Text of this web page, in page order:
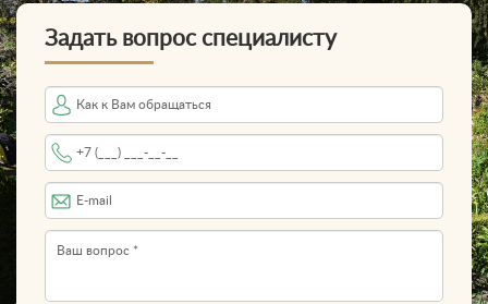
Задать вопрос специалисту
Имя
Телефон*
E-mail